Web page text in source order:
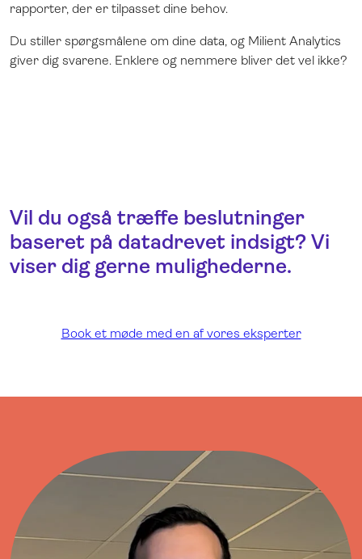
rapporter, der er tilpasset dine behov.
Du stiller spørgsmålene om dine data, og Milient Analytics
giver dig svarene. Enklere og nemmere bliver det vel ikke?
Vil du også træffe beslutninger
baseret på datadrevet indsigt? Vi
viser dig gerne mulighederne.
Book et møde med en af vores eksperter